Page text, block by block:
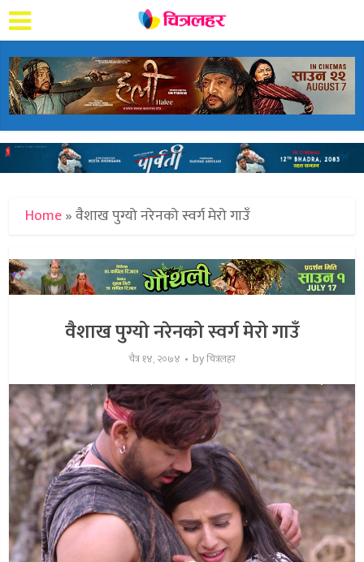
Home»वैशाख पुग्यो नरेनको स्वर्ग मेरो गाउँ
वैशाख पुग्यो नरेनको स्वर्ग मेरो गाउँ
चैत्र १४, २०७४ byचित्रलहर